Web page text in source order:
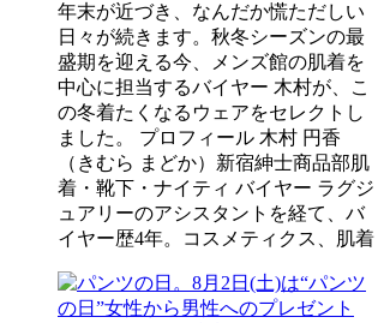
年末が近づき、なんだか慌ただしい
日々が続きます。秋冬シーズンの最
盛期を迎える今、メンズ館の肌着を
中心に担当するバイヤー 木村が、こ
の冬着たくなるウェアをセレクトし
ました。 プロフィール 木村 円香
（きむら まどか）新宿紳士商品部肌
着・靴下・ナイティ バイヤー ラグジ
ュアリーのアシスタントを経て、バ
イヤー歴4年。コスメティクス、肌着